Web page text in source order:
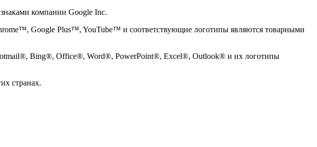
компании Google Inc.
Google Plus™, YouTube™ и соответствующие логотипы являются товарными
Bing®, Office®, Word®, PowerPoint®, Excel®, Outlook® и их логотипы
странах.